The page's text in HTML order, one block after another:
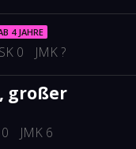
4 JAHRE
0 JMK ?
großer
JMK 6